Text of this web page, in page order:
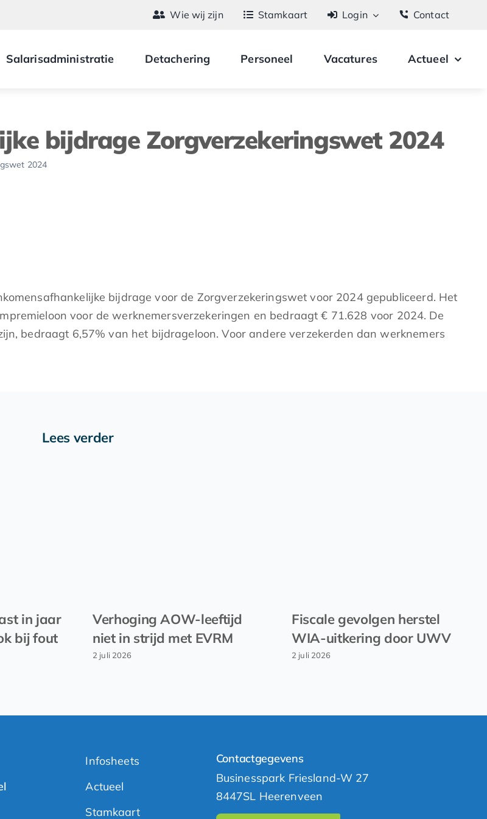
Wie wij zijn Stamkaart Login Contact
Salarisadministratie Detachering Personeel Vacatures Actueel
bijdrage Zorgverzekeringswet 2024
2024
bijdrage voor de Zorgverzekeringswet voor 2024 gepubliceerd. Het
voor de werknemersverzekeringen en bedraagt € 71.628 voor 2024. De
bedraagt 6,57% van het bijdrageloon. Voor andere verzekerden dan werknemers
Lees verder
in jaar
bij fout
Verhoging AOW-leeftijd
niet in strijd met EVRM
2 juli 2026
Fiscale gevolgen herstel
WIA-uitkering door UWV
2 juli 2026
Infosheets
Actueel
Stamkaart
Contactgegevens
Businesspark Friesland-W 27
8447SL Heerenveen